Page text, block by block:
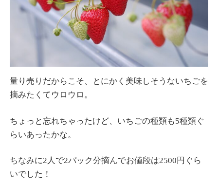
量り売りだからこそ、とにかく美味しそうないちごを
摘みたくてウロウロ。
ちょっと忘れちゃったけど、いちごの種類も5種類ぐ
らいあったかな。
ちなみに2人で2パック分摘んでお値段は2500円ぐら
いでした！